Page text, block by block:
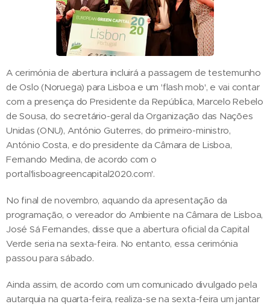
A cerimónia de abertura incluirá a passagem de testemunho
de Oslo (Noruega) para Lisboa e um 'flash mob', e vai contar
com a presença do Presidente da República, Marcelo Rebelo
de Sousa, do secretário-geral da Organização das Nações
Unidas (ONU), António Guterres, do primeiro-ministro,
António Costa, e do presidente da Câmara de Lisboa,
Fernando Medina, de acordo com o
portal'lisboagreencapital2020.com'.
No final de novembro, aquando da apresentação da
programação, o vereador do Ambiente na Câmara de Lisboa,
José Sá Fernandes, disse que a abertura oficial da Capital
Verde seria na sexta-feira. No entanto, essa cerimónia
passou para sábado.
Ainda assim, de acordo com um comunicado divulgado pela
autarquia na quarta-feira, realiza-se na sexta-feira um jantar